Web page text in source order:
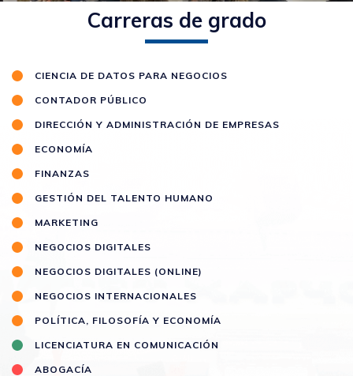
Carreras de grado
CIENCIA DE DATOS PARA NEGOCIOS
CONTADOR PÚBLICO
DIRECCIÓN Y ADMINISTRACIÓN DE EMPRESAS
ECONOMÍA
FINANZAS
GESTIÓN DEL TALENTO HUMANO
MARKETING
NEGOCIOS DIGITALES
NEGOCIOS DIGITALES (ONLINE)
NEGOCIOS INTERNACIONALES
POLÍTICA, FILOSOFÍA Y ECONOMÍA
LICENCIATURA EN COMUNICACIÓN
ABOGACÍA